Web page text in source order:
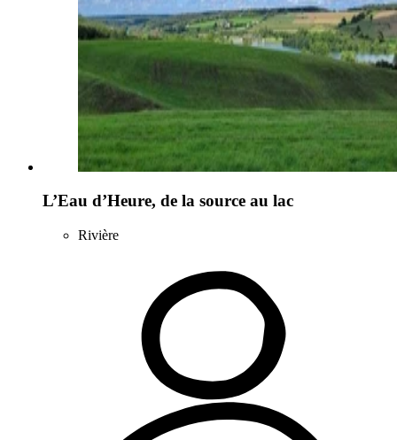
L’Eau d’Heure, de la source au lac
Rivière